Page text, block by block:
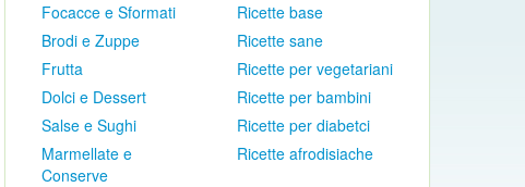
Focacce e Sformati
Brodi e Zuppe
Frutta
Dolci e Dessert
Salse e Sughi
Marmellate e
Conserve
Ricette base
Ricette sane
Ricette per vegetariani
Ricette per bambini
Ricette per diabetci
Ricette afrodisiache